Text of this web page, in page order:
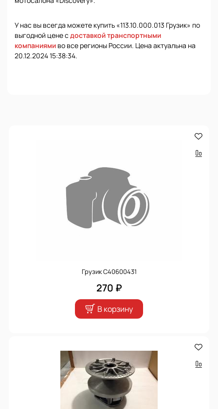
У нас вы всегда можете купить «113.10.000.013 Грузик» по
выгодной цене с доставкой транспортными
компаниями во все регионы России. Цена актуальна на
20.12.2024 15:38:34.
Грузик С40600431
270 ₽
В корзину